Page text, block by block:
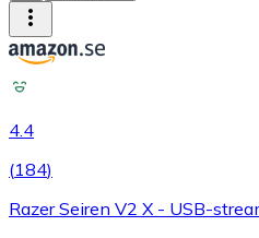
4.4
(184)
Razer Seiren V2 X - USB-